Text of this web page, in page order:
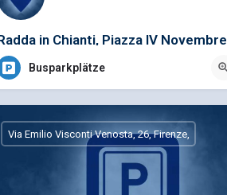
in Chianti, Piazza IV Novembre
Busparkplätze
Via Emilio Visconti Venosta, 26, Firenze,